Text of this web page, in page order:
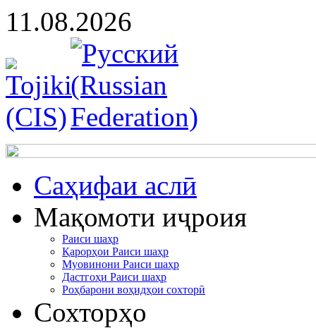
11.08.2026
Cаҳифаи аслӣ
Мақомоти иҷроия
Раиси шаҳр
Қарорҳои Раиси шаҳр
Муовинони Раиси шаҳр
Дастгоҳи Раиси шаҳр
Роҳбарони воҳидҳои сохторӣ
Сохторҳо